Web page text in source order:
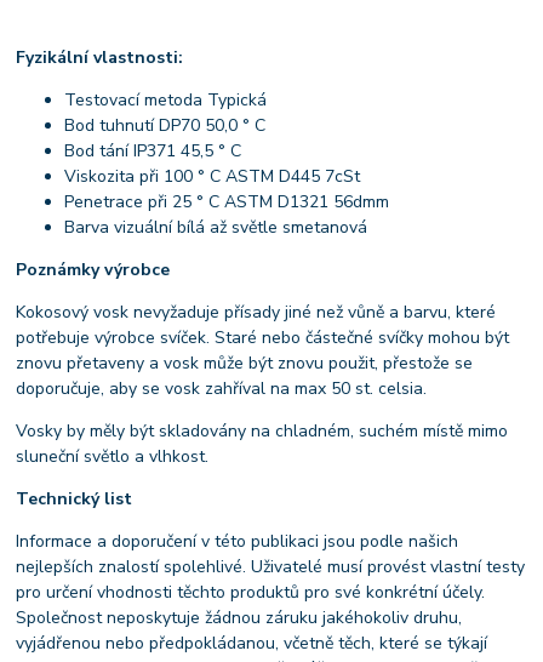
Fyzikální vlastnosti:
Testovací metoda Typická
Bod tuhnutí DP70 50,0 ° C
Bod tání IP371 45,5 ° C
Viskozita při 100 ° C ASTM D445 7cSt
Penetrace při 25 ° C ASTM D1321 56dmm
Barva vizuální bílá až světle smetanová
Poznámky výrobce
Kokosový vosk nevyžaduje přísady jiné než vůně a barvu, které
potřebuje výrobce svíček. Staré nebo částečné svíčky mohou být
znovu přetaveny a vosk může být znovu použit, přestože se
doporučuje, aby se vosk zahříval na max 50 st. celsia.
Vosky by měly být skladovány na chladném, suchém místě mimo
sluneční světlo a vlhkost.
Technický list
Informace a doporučení v této publikaci jsou podle našich
nejlepších znalostí spolehlivé. Uživatelé musí provést vlastní testy
pro určení vhodnosti těchto produktů pro své konkrétní účely.
Společnost neposkytuje žádnou záruku jakéhokoliv druhu,
vyjádřenou nebo předpokládanou, včetně těch, které se týkají